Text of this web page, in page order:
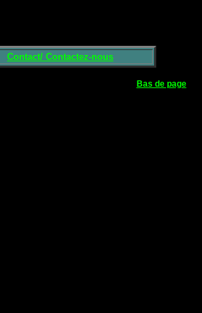
Contact/ Contactez-nous
Bas de page